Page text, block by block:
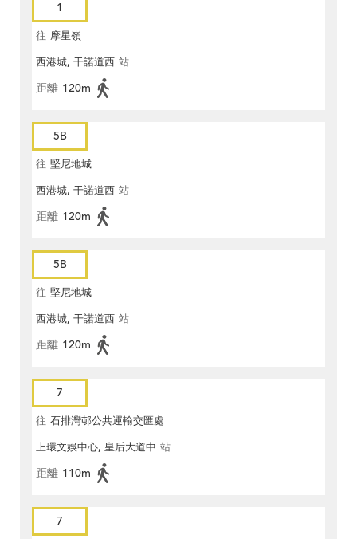
1
往 摩星嶺
西港城, 干諾道西 站
距離 120m
5B
往 堅尼地城
西港城, 干諾道西 站
距離 120m
5B
往 堅尼地城
西港城, 干諾道西 站
距離 120m
7
往 石排灣邨公共運輸交匯處
上環文娛中心, 皇后大道中 站
距離 110m
7